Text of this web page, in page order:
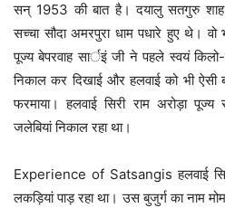
सन् 1953 की बात है। दयालु सतगुरु शाह
सच्चा सौदा अमरपुरा धाम पधारे हुए थे।
पूज्य बेपरवाह सार्इं जी ने पहले स्वयं
निकाल कर दिखाई और हलवाई को भी ऐसी
फरमाया। हलवाई सिरी राम अरोड़ा
जलेबियां निकाल रहा था।
Experience of Satsangis हलवाई
लकड़ियां पाड़ रहा था। उस बुजुर्ग का नाम